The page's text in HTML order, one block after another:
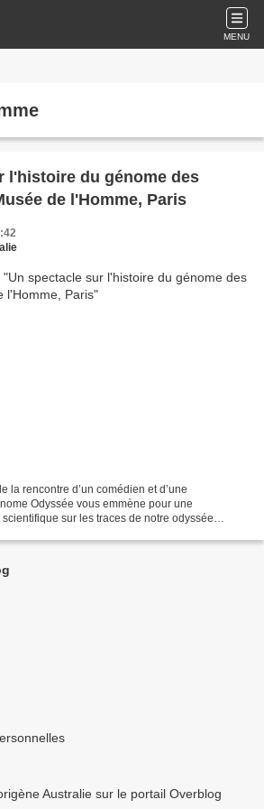
MENU
l'histoire du génome des
de l'Homme, Paris
la rencontre d’un comédien et d’une
Odyssée vous emmène pour une
sur les traces de notre odyssée
Australie sur le portail Overblog